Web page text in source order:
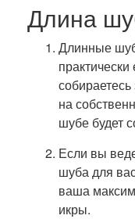
Длина
Длинные
на
шубе будет
Если вы
шуба для
ваша
икры.